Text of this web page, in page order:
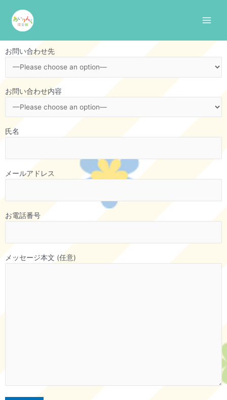
content
お問い合わせ先
お問い合わせ内容
氏名
メールアドレス
お電話番号
メッセージ本文 (任意)